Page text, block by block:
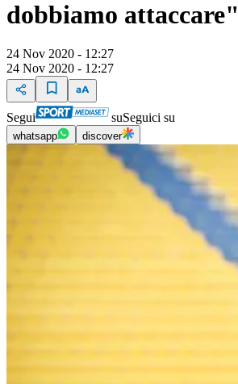
dobbiamo attaccare"
24 Nov 2020 - 12:27
24 Nov 2020 - 12:27
Segui suSeguici su
whatsapp discover